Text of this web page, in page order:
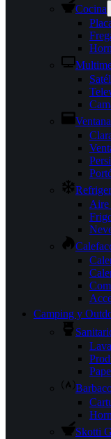
Cocina
Aire
Camping y
Skotti